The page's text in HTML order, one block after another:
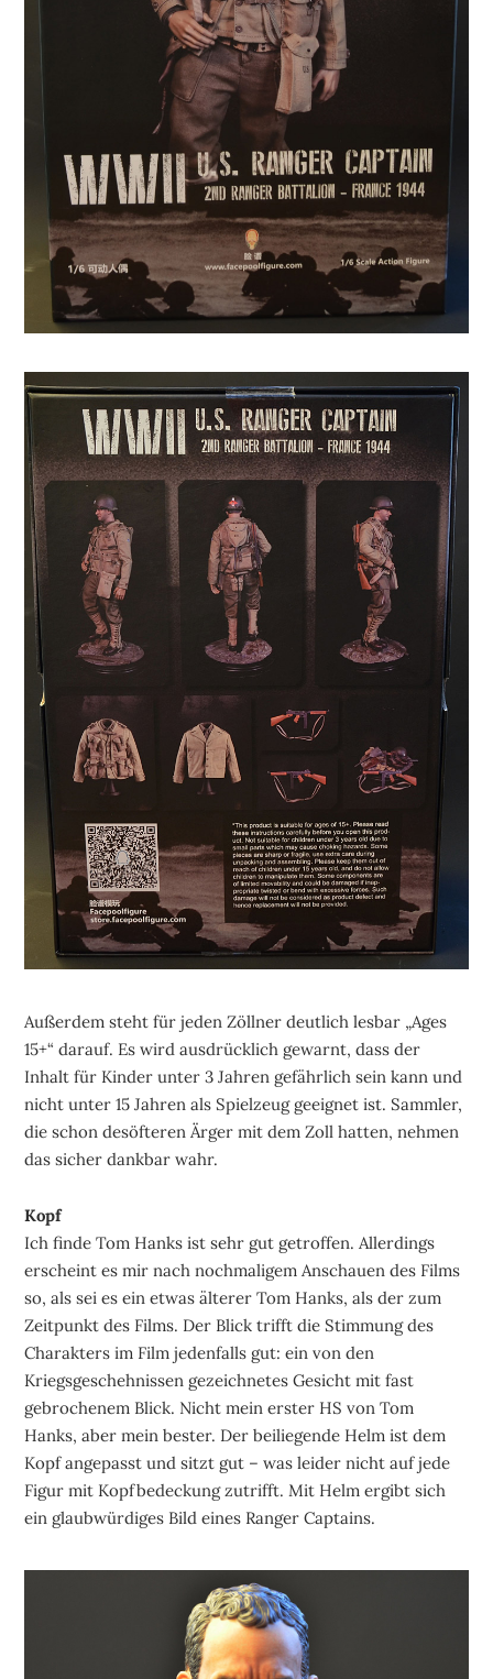
Außerdem steht für jeden Zöllner deutlich lesbar „Ages
15+“ darauf. Es wird ausdrücklich gewarnt, dass der
Inhalt für Kinder unter 3 Jahren gefährlich sein kann und
nicht unter 15 Jahren als Spielzeug geeignet ist. Sammler,
die schon desöfteren Ärger mit dem Zoll hatten, nehmen
das sicher dankbar wahr.
Kopf
Ich finde Tom Hanks ist sehr gut getroffen. Allerdings
erscheint es mir nach nochmaligem Anschauen des Films
so, als sei es ein etwas älterer Tom Hanks, als der zum
Zeitpunkt des Films. Der Blick trifft die Stimmung des
Charakters im Film jedenfalls gut: ein von den
Kriegsgeschehnissen gezeichnetes Gesicht mit fast
gebrochenem Blick. Nicht mein erster HS von Tom
Hanks, aber mein bester. Der beiliegende Helm ist dem
Kopf angepasst und sitzt gut – was leider nicht auf jede
Figur mit Kopfbedeckung zutrifft. Mit Helm ergibt sich
ein glaubwürdiges Bild eines Ranger Captains.